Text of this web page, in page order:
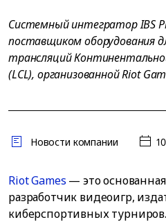
Системный интегратор IBS
поставщиком оборудования
трансляций
(LCL), организованной Riot
Новости компании
Riot Games — это
разработчик видеоигр,
киберспортивных